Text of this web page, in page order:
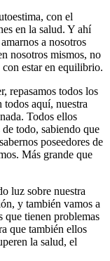
con el
en la salud. Y ahí
a nosotros
nosotros mismos, no
con estar en equilibrio.
repasamos todos los
todos aquí, nuestra
Todos ellos
todo, sabiendo que
poseedores de
Más grande que
luz sobre nuestra
y también vamos a
que tienen problemas
que también ellos
la salud, el